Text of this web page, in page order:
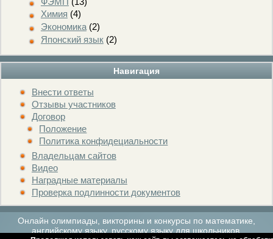
Химия (4)
Экономика(2)
Японский язык(2)
Навигация
Внести ответы
Отзывы участников
Договор
Положение
Политика конфидециальности
Владельцам сайтов
Видео
Наградные материалы
Проверка подлинности документов
Онлайн олимпиады, викторины и конкурсы по математике,
английскому языку, русскому языку для школьников.